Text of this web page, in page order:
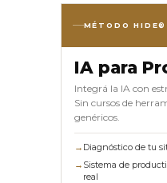
MÉTODO
IA para
Integrá la IA con
Sin cursos de
genéricos.
→ Diagnóstico de tu
→ Sistema de
real